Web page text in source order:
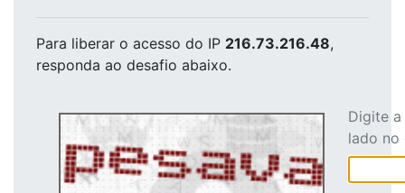
Para liberar o acesso do IP 216.73.216.48,
responda ao desafio abaixo.
Digite
lado no